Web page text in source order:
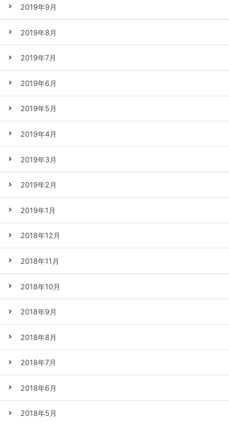
2019年9月
2019年8月
2019年7月
2019年6月
2019年5月
2019年4月
2019年3月
2019年2月
2019年1月
2018年12月
2018年11月
2018年10月
2018年9月
2018年8月
2018年7月
2018年6月
2018年5月